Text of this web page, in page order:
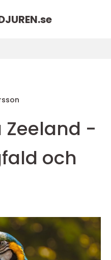
se
Zeeland -
och